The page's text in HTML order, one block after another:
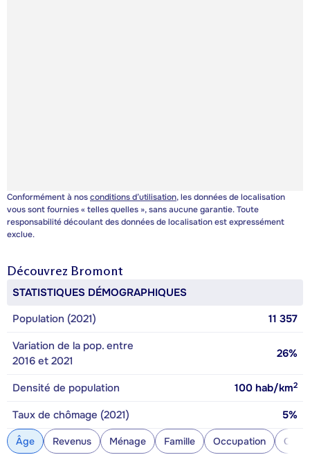
Conformément à nosconditions d’utilisation, les données de localisation
vous sont fournies « telles quelles », sans aucune garantie. Toute
responsabilité découlant des données de localisation est expressément
exclue.
Découvrez Bromont
STATISTIQUES DÉMOGRAPHIQUES
Population (2021)
11 357
Variation de la pop. entre
2016 et 2021
26%
Densité de population 100 hab/km2
Taux de chômage (2021) 5%
Âge Revenus Ménage Famille Occupation